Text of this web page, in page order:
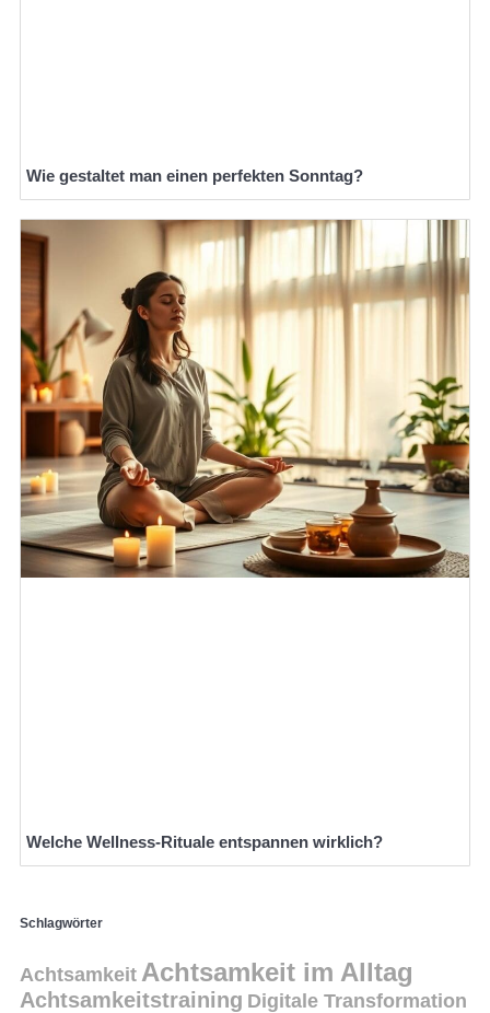
Wie gestaltet man einen perfekten Sonntag?
Welche Wellness-Rituale entspannen wirklich?
Schlagwörter
Achtsamkeit Achtsamkeit im Alltag
Achtsamkeitstraining Digitale Transformation